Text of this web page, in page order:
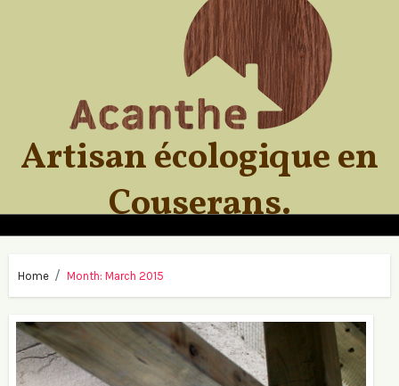
Artisan écologique en
Couserans.
Home Month: March 2015